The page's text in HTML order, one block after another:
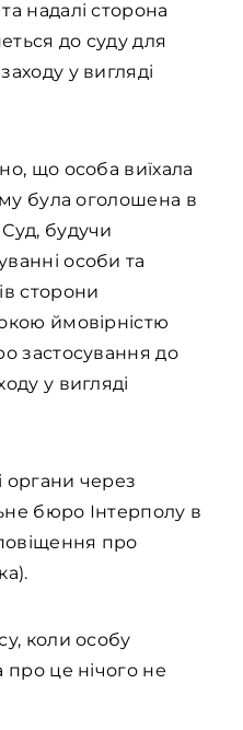
надалі сторона
до суду для
у вигляді
що особа виїхала
була оголошена в
будучи
особи та
сторони
ймовірністю
застосування до
у вигляді
органи через
бюро Інтерполу в
про
коли особу
про це нічого не